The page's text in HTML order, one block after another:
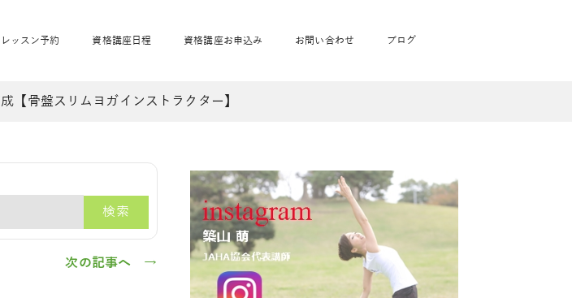
グ
込み
リトル＆キッズヨガ通学
エモーションヨガ®通学
ベビーマッサージ通学
美ママピラティス通学
ス＆ヨガ」W通信 リトル＆キッズヨガ通信
レッスン予約
ィスヨガ
ベビママヨガ
ベビーチャクラマッサージ
JAHAnavi Lesson
資格講座日程
オンライン講座
資格講座お申込み お問い合わせ ブログ
【骨盤スリムヨガインストラクター】
検索
次の記事へ →